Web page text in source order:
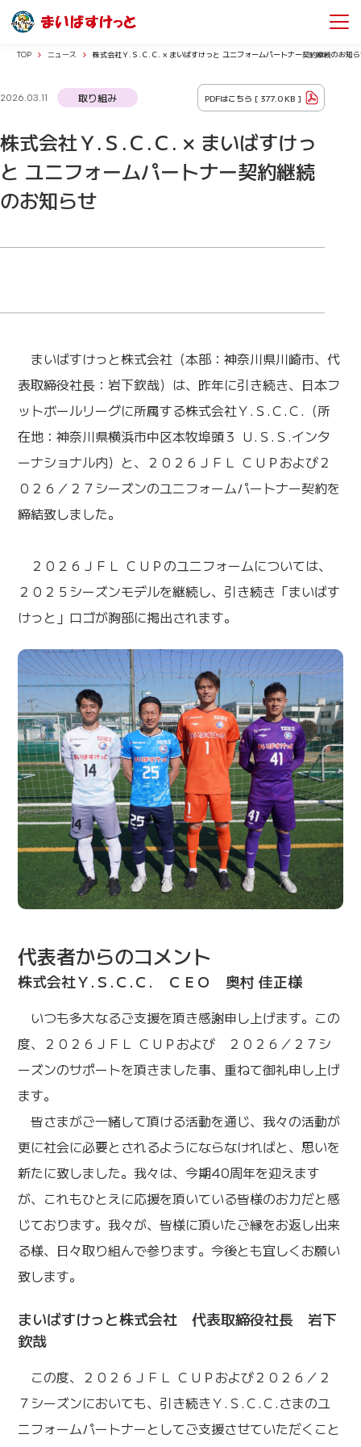
TOP ニュース 株式会社Ｙ.Ｓ.Ｃ.Ｃ. × まいばすけっと ユニフォームパートナー契約継続のお知
2026.03.11 取り組み PDFはこちら [ 377.0 KB ]
株式会社Ｙ.Ｓ.Ｃ.Ｃ. × まいばすけっ
と ユニフォームパートナー契約継続
のお知らせ
まいばすけっと株式会社（本部：神奈川県川崎市、代
表取締役社長：岩下欽哉）は、昨年に引き続き、日本フ
ットボールリーグに所属する株式会社Ｙ.Ｓ.Ｃ.Ｃ.（所
在地：神奈川県横浜市中区本牧埠頭３ Ｕ.Ｓ.Ｓ.インタ
ーナショナル内）と、２０２６ＪＦＬ ＣＵＰおよび２
０２６／２７シーズンのユニフォームパートナー契約を
締結致しました。
２０２６ＪＦＬ ＣＵＰのユニフォームについては、
２０２５シーズンモデルを継続し、引き続き「まいばす
けっと」ロゴが胸部に掲出されます。
代表者からのコメント
株式会社Ｙ.Ｓ.Ｃ.Ｃ. ＣＥＯ 奥村 佳正様
いつも多大なるご支援を頂き感謝申し上げます。この
度、２０２６ＪＦＬ ＣＵＰおよび ２０２６／２７シ
ーズンのサポートを頂きました事、重ねて御礼申し上げ
ます。
皆さまがご一緒して頂ける活動を通じ、我々の活動が
更に社会に必要とされるようにならなければと、思いを
新たに致しました。我々は、今期40周年を迎えます
が、これもひとえに応援を頂いている皆様のお力だと感
じております。我々が、皆様に頂いたご縁をお返し出来
る様、日々取り組んで参ります。今後とも宜しくお願い
致します。
まいばすけっと株式会社 代表取締役社長 岩下
欽哉
この度、２０２６ＪＦＬ ＣＵＰおよび２０２６／２
７シーズンにおいても、引き続きＹ.Ｓ.Ｃ.Ｃ.さまのユ
ニフォームパートナーとしてご支援させていただくこと